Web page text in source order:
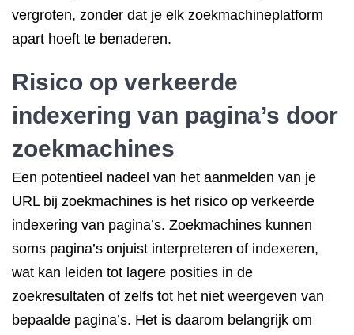
vergroten, zonder dat je elk zoekmachineplatform
apart hoeft te benaderen.
Risico op verkeerde
indexering van pagina’s door
zoekmachines
Een potentieel nadeel van het aanmelden van je
URL bij zoekmachines is het risico op verkeerde
indexering van pagina’s. Zoekmachines kunnen
soms pagina’s onjuist interpreteren of indexeren,
wat kan leiden tot lagere posities in de
zoekresultaten of zelfs tot het niet weergeven van
bepaalde pagina’s. Het is daarom belangrijk om